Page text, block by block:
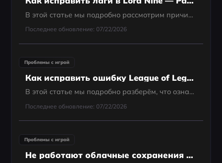
В этой статье мы подробно рассмотрим причины лагов в Lord Nine, способы их устранения и лучшие инструменты для обеспечения плавного игрового процесса, независимо от вашего местоположения.
Последнее обновление: 07/22/2026
Проблемы с игрой
Как исправить ошибку League of Legends Неизвестный игрок 2025?
В этой статье мы подробно разберём, что означает ошибка «Неизвестный игрок» в League of Legends, как проверить, забанен ли ваш аккаунт, а также возможные способы устранения или предотвращения этой проблемы. Поехали!
Последнее обновление: 07/22/2026
Проблемы с игрой
Не работают облачные сохранения в Assassin’s Creed Black Flag Resynced: полное руководство по исправлению